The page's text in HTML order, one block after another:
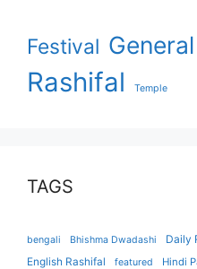
Festival General
Rashifal Temple
TAGS
bengali Bhishma Dwadashi Daily
English Rashifal
featured Hindi